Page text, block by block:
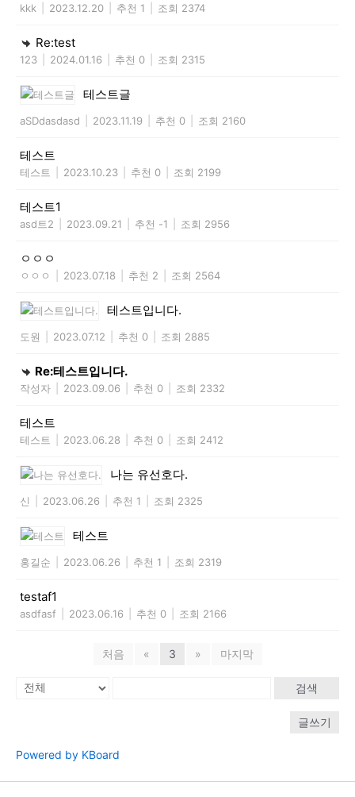
kkk 2023.12.20 추천 1 조회 2374
Re:test
123 2024.01.16 추천 0 조회 2315
테스트글
aSDdasdasd 2023.11.19 추천 0 조회 2160
테스트
테스트 2023.10.23 추천 0 조회 2199
테스트1
asd트2 2023.09.21 추천 -1 조회 2956
ㅇㅇㅇ
ㅇㅇㅇ 2023.07.18 추천 2 조회 2564
테스트입니다.
도원 2023.07.12 추천 0 조회 2885
Re:테스트입니다.
작성자 2023.09.06 추천 0 조회 2332
테스트
테스트 2023.06.28 추천 0 조회 2412
나는 유선호다.
신 2023.06.26 추천 1 조회 2325
테스트
홍길순 2023.06.26 추천 1 조회 2319
testaf1
asdfasf 2023.06.16 추천 0 조회 2166
처음 « 3 » 마지막
검색
글쓰기
Powered by KBoard